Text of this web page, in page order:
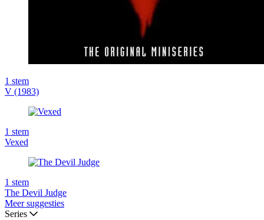
1 stem
V (1983)
1 stem
Vexed
1 stem
The Devil Judge
Meer suggesties
Series